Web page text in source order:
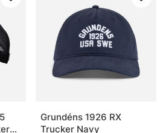
fiske?
Grundéns 1926 RX
Trucker Navy